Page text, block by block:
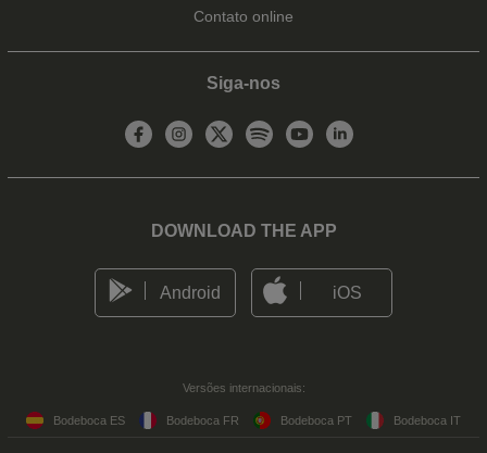
Contato online
Siga-nos
DOWNLOAD THE APP
Android iOS
Versões internacionais:
Bodeboca ES Bodeboca FR Bodeboca PT Bodeboca IT